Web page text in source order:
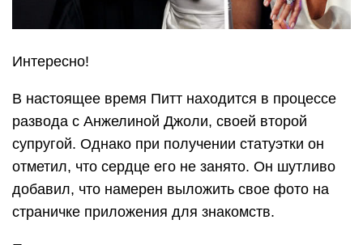
Интересно!
В настоящее время Питт находится в процессе
развода с Анжелиной Джоли, своей второй
супругой. Однако при получении статуэтки он
отметил, что сердце его не занято. Он шутливо
добавил, что намерен выложить свое фото на
страничке приложения для знакомств.